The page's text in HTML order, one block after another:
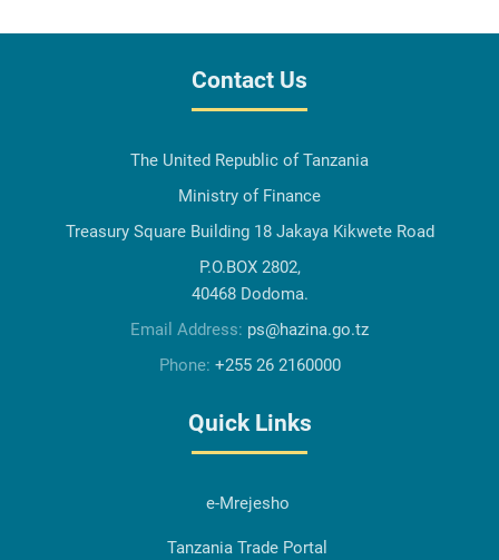
Contact Us
The United Republic of Tanzania
Ministry of Finance
Treasury Square Building 18 Jakaya Kikwete Road
P.O.BOX 2802,
40468 Dodoma.
Email Address: ps@hazina.go.tz
Phone: +255 26 2160000
Quick Links
e-Mrejesho
Tanzania Trade Portal